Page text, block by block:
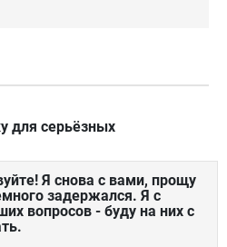
для серьёзных
Я снова с вами, прощу
задержался. Я с
вопросов - буду на них с